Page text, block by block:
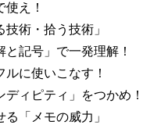
え！
術・拾う技術」
記号」で一発理解！
に使いこなす！
ィピティ」をつかめ！
「メモの威力」